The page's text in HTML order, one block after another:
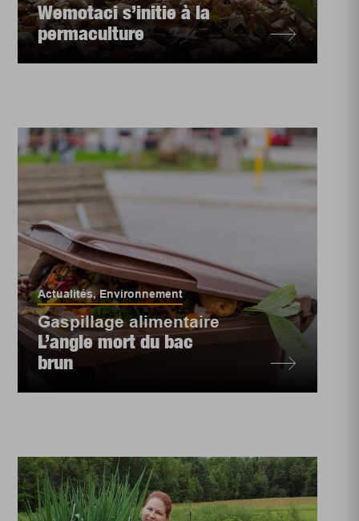
Wemotaci s’initie à la
permaculture
Actualités,Environnement
Gaspillage alimentaire
L’angle mort du bac
brun